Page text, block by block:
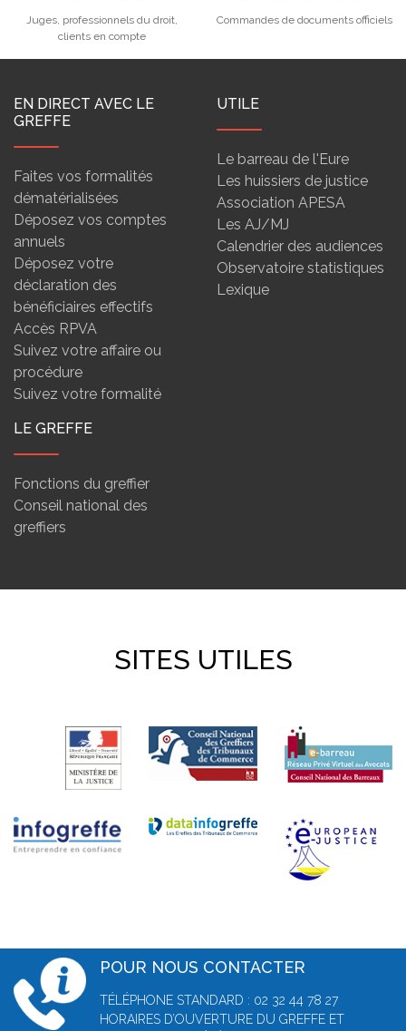
Juges, professionnels du droit,
clients en compte
Commandes de documents officiels
EN DIRECT AVEC LE
GREFFE
Faites vos formalités
dématérialisées
Déposez vos comptes
annuels
Déposez votre
déclaration des
bénéficiaires effectifs
Accès RPVA
Suivez votre affaire ou
procédure
Suivez votre formalité
UTILE
Le barreau de l'Eure
Les huissiers de justice
Association APESA
Les AJ/MJ
Calendrier des audiences
Observatoire statistiques
Lexique
LE GREFFE
Fonctions du greffier
Conseil national des
greffiers
SITES UTILES
POUR NOUS CONTACTER
TÉLÉPHONE STANDARD : 02 32 44 78 27
HORAIRES D’OUVERTURE DU GREFFE ET